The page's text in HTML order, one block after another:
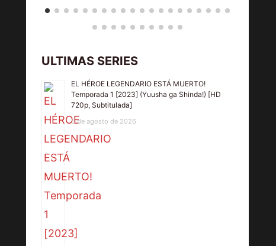
ULTIMAS SERIES
EL HÉROE LEGENDARIO ESTÁ MUERTO!
Temporada 1 [2023] (Yuusha ga Shinda!) [HD
720p, Subtitulada]
5 de agosto de 2026